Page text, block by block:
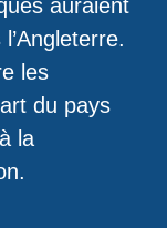
auraient
les
du pays
la